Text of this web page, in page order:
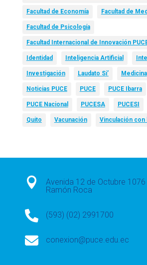
Facultad de Economía Facultad de
Facultad de Psicología
Facultad Internacional de Innovación
Identidad Inteligencia Artificial
Investigación Laudato Si’ Medicina
Noticias PUCE PUCE PUCE Ibarra
PUCE Nacional PUCESA PUCESI
Quito Vacunación Vinculación con

Avenida 12 de Octubre
Ramón Roca
 (593) (02) 2991700
 conexion@puce.edu.ec